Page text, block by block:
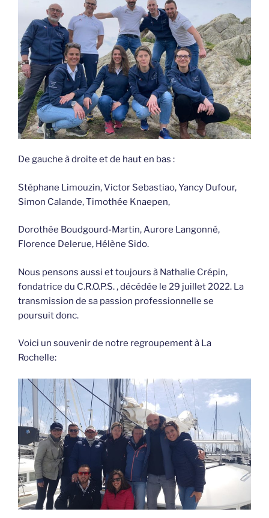
De gauche à droite et de haut en bas :
Stéphane Limouzin, Victor Sebastiao, Yancy Dufour,
Simon Calande, Timothée Knaepen,
Dorothée Boudgourd-Martin, Aurore Langonné,
Florence Delerue, Hélène Sido.
Nous pensons aussi et toujours à Nathalie Crépin,
fondatrice du C.R.O.P.S. , décédée le 29 juillet 2022. La
transmission de sa passion professionnelle se
poursuit donc.
Voici un souvenir de notre regroupement à La
Rochelle: